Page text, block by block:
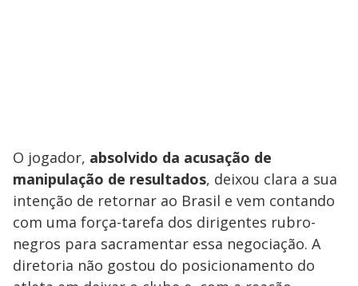
O jogador, absolvido da acusação de
manipulação de resultados, deixou clara a sua
intenção de retornar ao Brasil e vem contando
com uma força-tarefa dos dirigentes rubro-
negros para sacramentar essa negociação. A
diretoria não gostou do posicionamento do